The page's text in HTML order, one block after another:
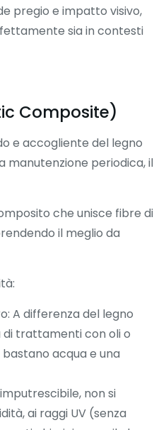
pregio e impatto visivo,
sia in contesti
Composite)
e accogliente del legno
manutenzione periodica, il
che unisce fibre di
il meglio da
A differenza del legno
di trattamenti con oli o
acqua e una
non si
ai raggi UV (senza